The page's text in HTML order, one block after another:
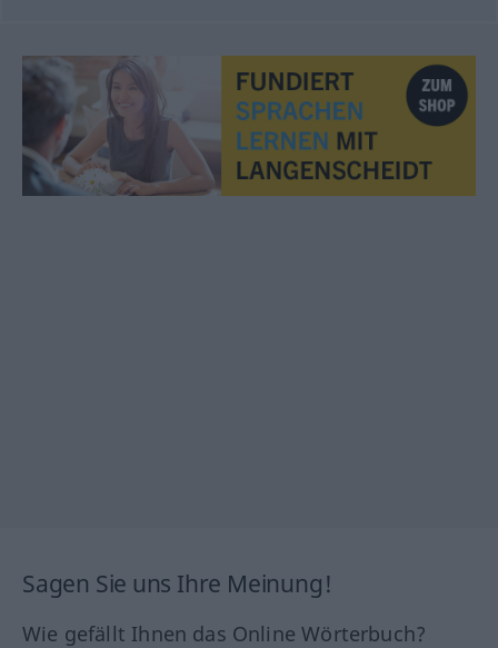
Sagen Sie uns Ihre Meinung!
Wie gefällt Ihnen das Online Wörterbuch?